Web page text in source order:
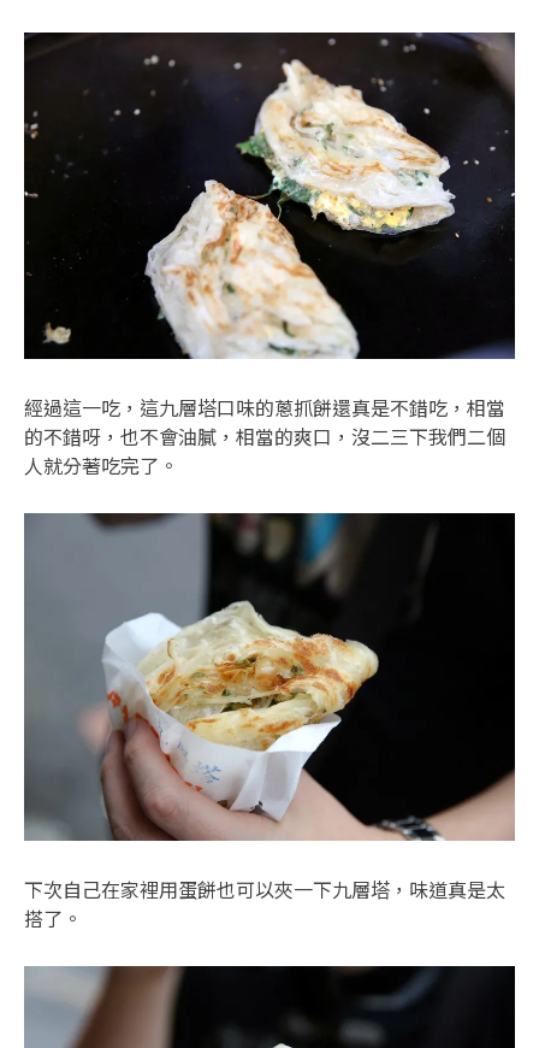
經過這一吃，這九層塔口味的蔥抓餅還真是不錯吃，相當
的不錯呀，也不會油膩，相當的爽口，沒二三下我們二個
人就分著吃完了。
下次自己在家裡用蛋餅也可以夾一下九層塔，味道真是太
搭了。